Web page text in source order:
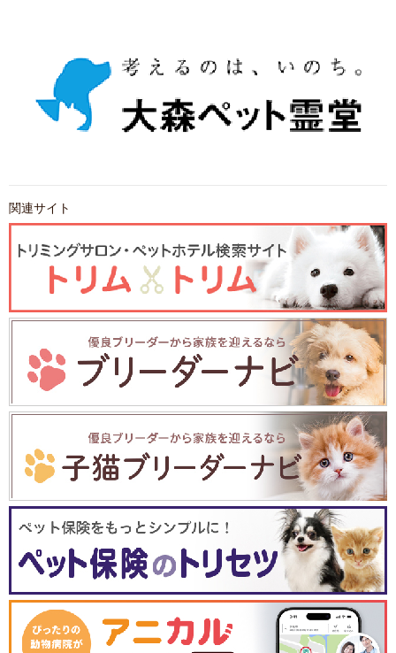
関連サイト